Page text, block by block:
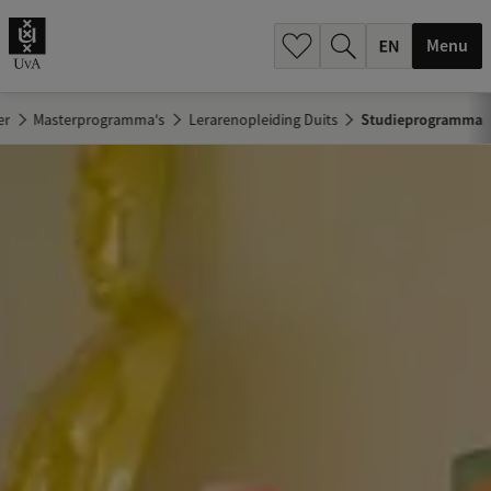
Menu
Masterprogramma's Lerarenopleiding Duits Studieprogramma